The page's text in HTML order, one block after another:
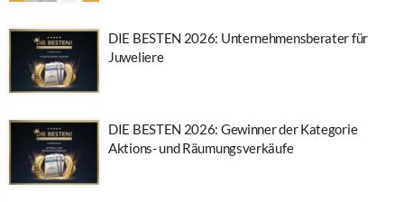
DIE BESTEN 2026: Unternehmensberater für
Juweliere
DIE BESTEN 2026: Gewinner der Kategorie
Aktions- und Räumungsverkäufe